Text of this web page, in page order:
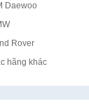
Daewoo
Rover
hãng khác